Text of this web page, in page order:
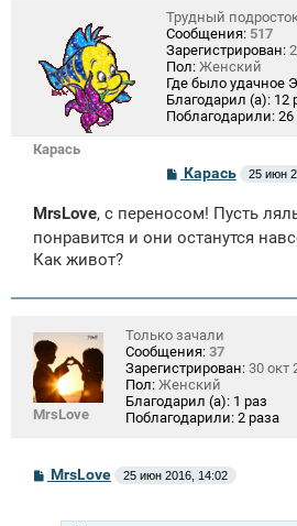
Карась
Трудный
Сообщения: 517
Зарегистрирован:
Пол: Женский
Где было удачное
Благодарил (а): 12
Поблагодарили: 26
С
б
щ
е
е
Карась 25 июн
MrsLove, с переносом! Пусть
понравится и они останутся
Как живот?
MrsLove
Только зачали
Сообщения: 37
Зарегистрирован: 30 окт
Пол: Женский
Благодарил (а): 1 раз
Поблагодарили: 2 раза
СMrsLove 25 июн 2016, 14:02